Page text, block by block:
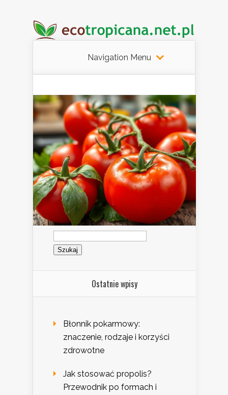
Navigation Menu
Szukaj:
Ostatnie wpisy
Błonnik pokarmowy:
znaczenie, rodzaje i korzyści
zdrowotne
Jak stosować propolis?
Przewodnik po formach i